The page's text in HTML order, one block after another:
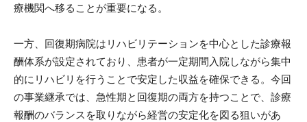
療機関へ移ることが重要になる。
一方、回復期病院はリハビリテーションを中心とした診療報
酬体系が設定されており、患者が一定期間入院しながら集中
的にリハビリを行うことで安定した収益を確保できる。今回
の事業継承では、急性期と回復期の両方を持つことで、診療
報酬のバランスを取りながら経営の安定化を図る狙いがあ